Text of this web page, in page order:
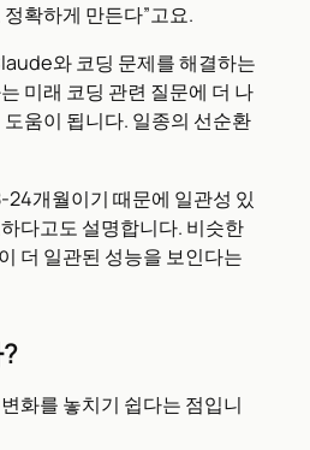
확하게 만든다”고요.
와 코딩 문제를 해결하는
미래 코딩 관련 질문에 더 나
움이 됩니다. 일종의 선순환
24개월이기 때문에 일관성 있
다고도 설명합니다. 비슷한
더 일관된 성능을 보인다는
화를 놓치기 쉽다는 점입니